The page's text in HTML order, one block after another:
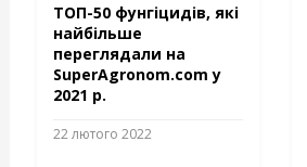
ТОП-50 фунгіцидів, які
найбільше
переглядали на
SuperAgronom.com у
2021 р.
22 лютого 2022